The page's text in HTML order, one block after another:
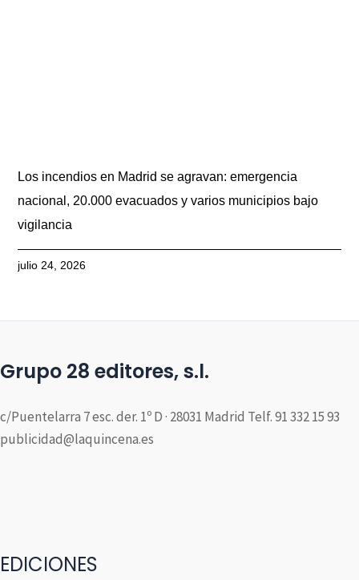
Los incendios en Madrid se agravan: emergencia
nacional, 20.000 evacuados y varios municipios bajo
vigilancia
julio 24, 2026
Grupo 28 editores, s.l.
c/Puentelarra 7 esc. der. 1º D · 28031 Madrid Telf. 91 332 15 93
publicidad@laquincena.es
EDICIONES